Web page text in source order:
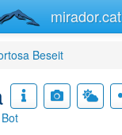
mirador.cat
Beseit
Bot